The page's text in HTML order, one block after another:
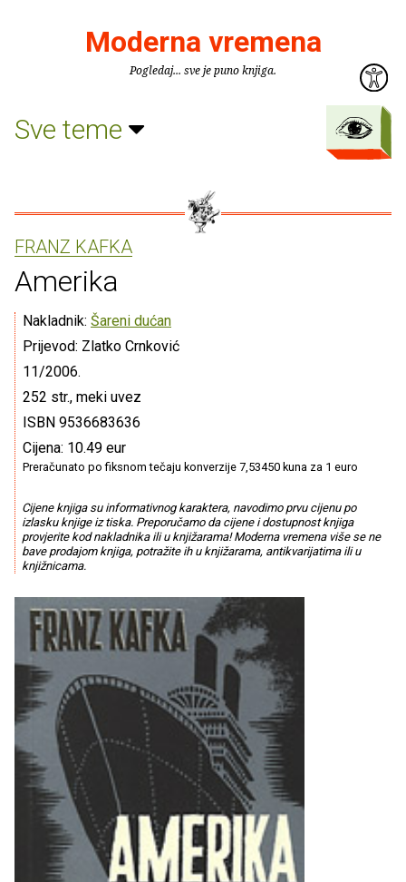
Moderna vremena
Pogledaj... sve je puno knjiga.
Sve teme
FRANZ KAFKA
Amerika
Nakladnik: Šareni dućan
Prijevod: Zlatko Crnković
11/2006.
252 str., meki uvez
ISBN 9536683636
Cijena: 10.49 eur
Preračunato po fiksnom tečaju konverzije 7,53450 kuna za 1 euro
Cijene knjiga su informativnog karaktera, navodimo prvu cijenu po
izlasku knjige iz tiska. Preporučamo da cijene i dostupnost knjiga
provjerite kod nakladnika ili u knjižarama! Moderna vremena više se ne
bave prodajom knjiga, potražite ih u knjižarama, antikvarijatima ili u
knjižnicama.